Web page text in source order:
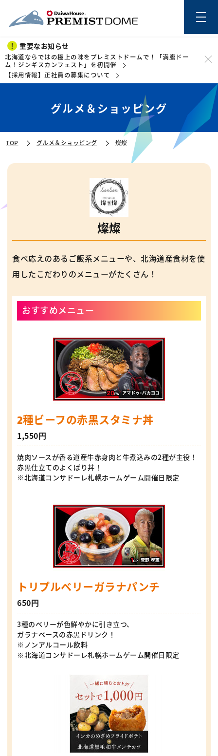
このページの本文を読む
重要なお知らせ
北海道ならではの極上の味をプレミストドームで！「満腹ドー
ム！ジンギスカンフェスト」を初開催
【採用情報】正社員の募集について
グルメ＆ショッピング
TOP グルメ＆ショッピング 燦燦
燦燦
食べ応えのあるご飯系メニューや、北海道産食材を使
用したこだわりのメニューがたくさん！
おすすめメニュー
2種ビーフの赤黒スタミナ丼
1,550円
焼肉ソースが香る道産牛赤身肉と牛煮込みの2種が主役！
赤黒仕立てのよくばり丼！
※北海道コンサドーレ札幌ホームゲーム開催日限定
トリプルベリーガラナパンチ
650円
3種のベリーが色鮮やかに引き立つ、
ガラナベースの赤黒ドリンク！
※ノンアルコール飲料
※北海道コンサドーレ札幌ホームゲーム開催日限定